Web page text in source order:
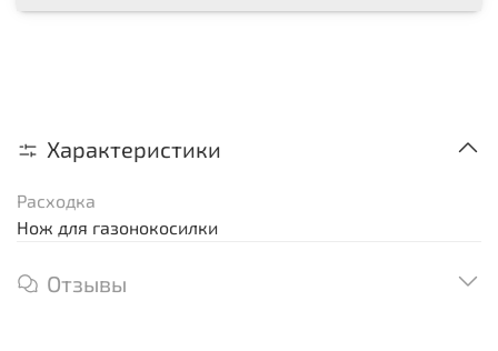
Характеристики
Расходка
Нож для газонокосилки
Отзывы